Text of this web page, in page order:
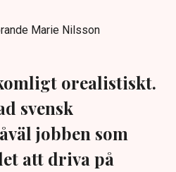
Marie Nilsson
orealistiskt.
svensk
jobben som
att driva på